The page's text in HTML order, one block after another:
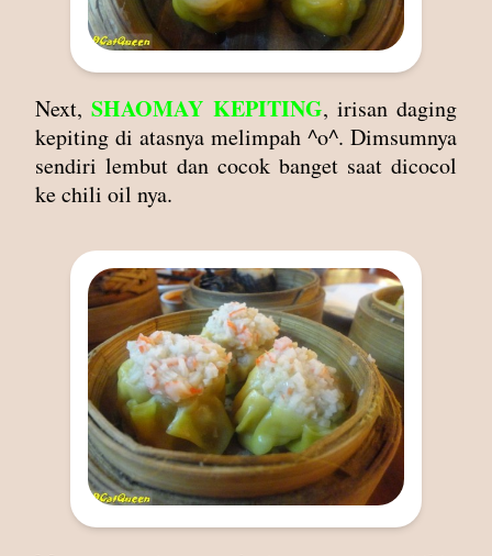
Next,SHAOMAY KEPITING, irisan daging
kepiting di atasnya melimpah ^o^. Dimsumnya
sendiri lembut dan cocok banget saat dicocol
ke chili oil nya.